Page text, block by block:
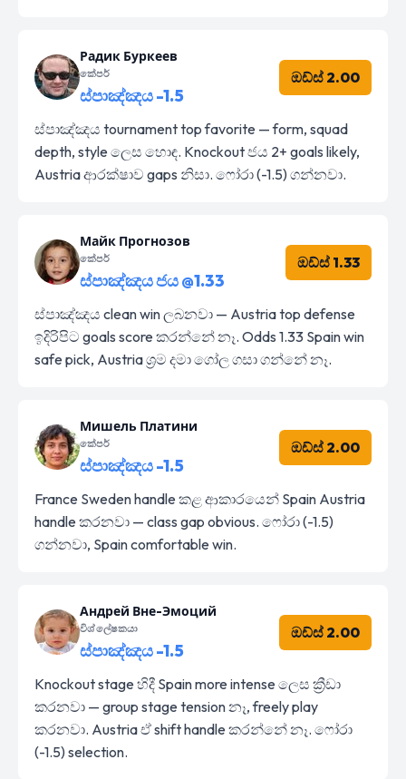
Радик Буркеев
කේපර්
ස්පාඤ්ඤය -1.5
ඔඩ්ස් 2.00
ස්පාඤ්ඤය tournament top favorite — form, squad
depth, style ලෙස හොඳ. Knockout ජය 2+ goals likely,
Austria ආරක්ෂාව gaps නිසා. ෆෝරා (-1.5) ගන්නවා.
Майк Прогнозов
කේපර්
ස්පාඤ්ඤය ජය @1.33
ඔඩ්ස් 1.33
ස්පාඤ්ඤය clean win ලබනවා — Austria top defense
ඉදිරිපිට goals score කරන්නේ නෑ. Odds 1.33 Spain win
safe pick, Austria ශ්‍රම දමා ගෝල ගසා ගන්නේ නෑ.
Мишель Платини
කේපර්
ස්පාඤ්ඤය -1.5
ඔඩ්ස් 2.00
France Sweden handle කළ ආකාරයෙන් Spain Austria
handle කරනවා — class gap obvious. ෆෝරා (-1.5)
ගන්නවා, Spain comfortable win.
Андрей Вне-Эмоций
විශ්ලේෂකයා
ස්පාඤ්ඤය -1.5
ඔඩ්ස් 2.00
Knockout stage හිදී Spain more intense ලෙස ක්‍රීඩා
කරනවා — group stage tension නෑ, freely play
කරනවා. Austria ඒ shift handle කරන්නේ නෑ. ෆෝරා
(-1.5) selection.